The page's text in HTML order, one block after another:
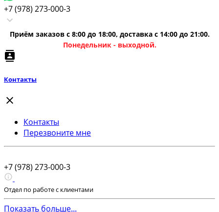
+7 (978) 273-000-3
Приём заказов с 8:00 до 18:00, доставка с 14:00 до 21:00.
Понедельник - выходной.
Контакты
Контакты
Перезвоните мне
+7 (978) 273-000-3
Отдел по работе с клиентами
Показать больше...